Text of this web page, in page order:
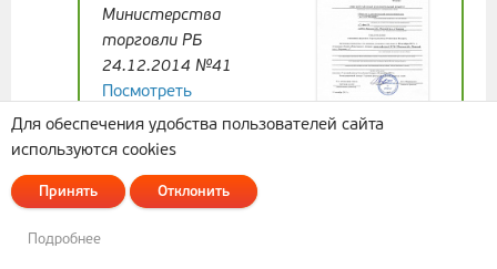
Министерства
торговли РБ
24.12.2014 №41
Посмотреть
Внесение сведений в
Торговый реестр:
Для обеспечения удобства пользователей сайта
используются cookies
Принять Отклонить
Подробнее